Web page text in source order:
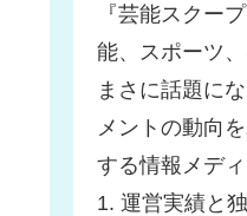
『芸能スクー
能、スポーツ
まさに話題に
メントの動向
する情報メディ
1. 運営実績と